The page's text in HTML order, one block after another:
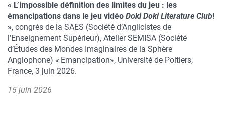
« L’impossible définition des limites du jeu : les
émancipations dans le jeu vidéo Doki Doki Literature Club!
», congrès de la SAES (Société d’Anglicistes de
l’Enseignement Supérieur), Atelier SEMISA (Société
d’Études des Mondes Imaginaires de la Sphère
Anglophone) « Emancipation», Université de Poitiers,
France, 3 juin 2026.
15 juin 2026